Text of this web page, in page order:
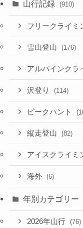
山行記録 (910)
フリークライミ
雪山登山 (176)
アルパインクラ
沢登り (114)
ピークハント
縦走登山 (82)
アイスクライミ
海外 (6)
年別カテゴリー
2026年山行 (76)